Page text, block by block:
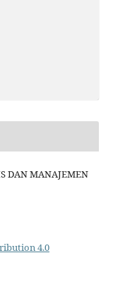
DAN MANAJEMEN
4.0